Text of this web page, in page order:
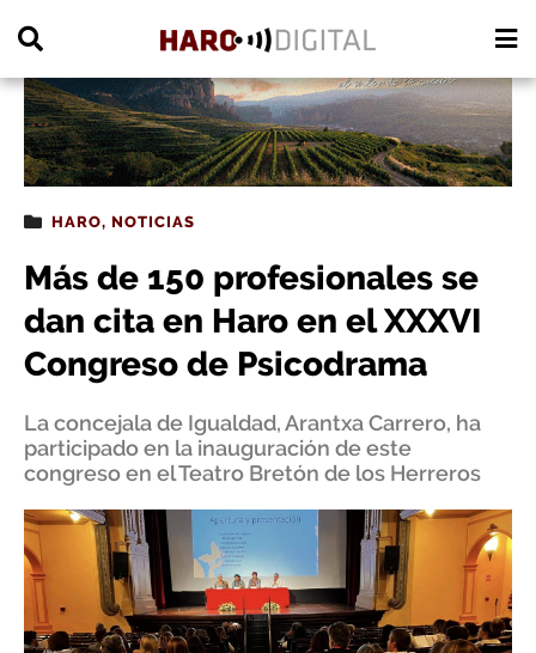
HARO, NOTICIAS
Más de 150 profesionales se
dan cita en Haro en el XXXVI
Congreso de Psicodrama
La concejala de Igualdad, Arantxa Carrero, ha
participado en la inauguración de este
congreso en el Teatro Bretón de los Herreros